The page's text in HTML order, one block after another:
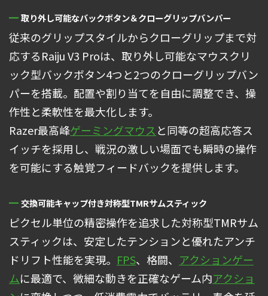
取り外し可能なバックボタン＆クローグリップバンパー
従来のグリップスタイルからクローグリップまで対
応するRaiju V3 Proは、取り外し可能なマウスクリ
ック型バックボタン4つと2つのクローグリップバン
パーを搭載。配置や割り当てを自由に調整でき、操
作性と柔軟性を最大化します。
Razer最高峰ゲーミングマウスと同等の超高応答ス
イッチを採用し、戦況の激しい場面でも瞬時の操作
を可能にする触覚フィードバックを提供します。
交換可能キャップ付き対称型TMRサムスティック
ピクセル単位の精密操作を追求した対称型TMRサム
スティックは、安定したテンションと優れたアンチ
ドリフト性能を実現。 FPS、格闘、 アクションゲー
ムに最適で、微細な動きを正確なゲーム内アクショ